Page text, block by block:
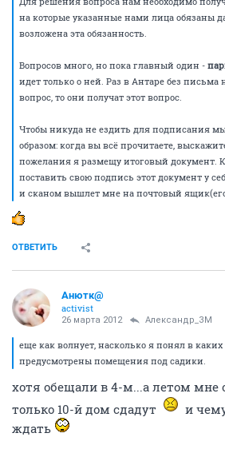
на которые указанные нами лица обязаны
возложена эта обязанность.
Вопросов много, но пока главный один -
идет только о ней. Раз в Антаре без письма
вопрос, то они получат этот вопрос.
Чтобы никуда не ездить для подписания
образом: когда вы всё прочитаете,
пожелания я размещу итоговый документ.
поставить свою подпись этот документ у
и сканом вышлет мне на почтовый
ОТВЕТИТЬ
Анютк@
activist
26 марта 2012 Александр_ЗМ
еще как волнует, насколько я понял в
предусмотрены помещения под садики.
хотя обещали в 4-м...а летом мне
только 10-й дом сдадут
и
ждать